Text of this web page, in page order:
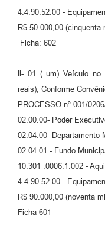
4.4.90.52.00 -
R$ 50.000,00 (cinquenta
Ficha: 602
li- 01 ( um) Veículo no
reais), Conforme
PROCESSO nº 001/
02.00.00- Poder
02.04.00- Departamento
02.04.01 - Fundo
10.301 .0006.1.002 -
4.4.90.52.00 -
R$ 90.000,00 (noventa
Ficha 601